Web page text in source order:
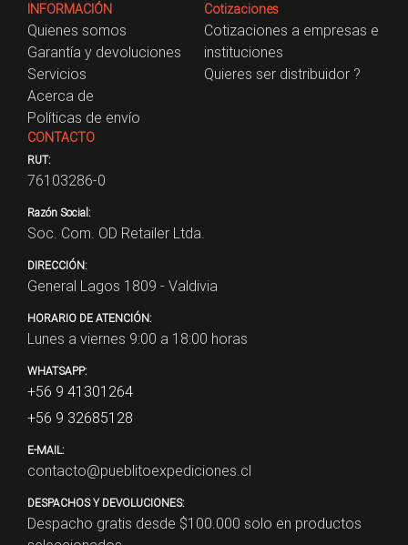
INFORMACIÓN
Quienes somos
Garantía y devoluciones
Servicios
Acerca de
Políticas de envío
Cotizaciones
Cotizaciones a empresas e
instituciones
Quieres ser distribuidor ?
CONTACTO
RUT:
76103286-0
Razón Social:
Soc. Com. OD Retailer Ltda.
DIRECCIÓN:
General Lagos 1809 - Valdivia
HORARIO DE ATENCIÓN:
Lunes a viernes 9:00 a 18:00 horas
WHATSAPP:
+56 9 41301264
+56 9 32685128
E-MAIL:
contacto@pueblitoexpediciones.cl
DESPACHOS Y DEVOLUCIONES:
Despacho gratis desde $100.000 solo en productos